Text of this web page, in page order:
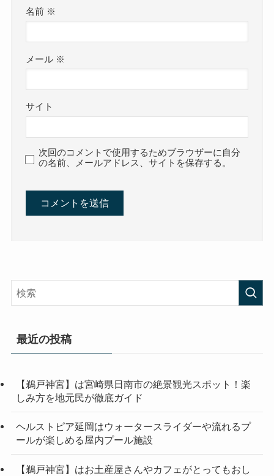
名前 ※
メール ※
サイト
次回のコメントで使用するためブラウザーに自分
の名前、メールアドレス、サイトを保存する。
最近の投稿
【鵜戸神宮】は宮崎県日南市の絶景観光スポット！楽
しみ方を地元民が徹底ガイド
ヘルストピア延岡はウォータースライダーや流れるプ
ールが楽しめる屋内プール施設
【鵜戸神宮】はお土産屋さんやカフェがとってもおし